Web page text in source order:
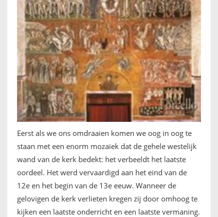
Eerst als we ons omdraaien komen we oog in oog te
staan met een enorm mozaïek dat de gehele westelijk
wand van de kerk bedekt: het verbeeldt het laatste
oordeel. Het werd vervaardigd aan het eind van de
12e en het begin van de 13e eeuw. Wanneer de
gelovigen de kerk verlieten kregen zij door omhoog te
kijken een laatste onderricht en een laatste vermaning.